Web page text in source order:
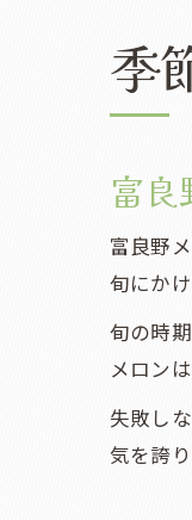
季
富
富良野
旬にか
旬の時
メロン
失敗し
気を誇